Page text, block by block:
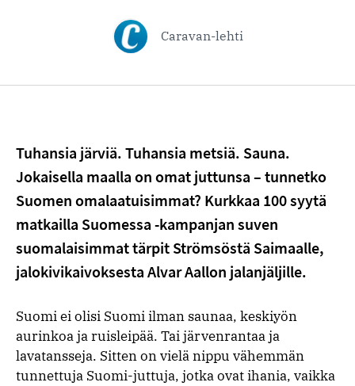
Caravan-lehti
Tuhansia järviä. Tuhansia metsiä. Sauna.
Jokaisella maalla on omat juttunsa – tunnetko
Suomen omalaatuisimmat? Kurkkaa 100 syytä
matkailla Suomessa -kampanjan suven
suomalaisimmat tärpit Strömsöstä Saimaalle,
jalokivikaivoksesta Alvar Aallon jalanjäljille.
Suomi ei olisi Suomi ilman saunaa, keskiyön
aurinkoa ja ruisleipää. Tai järvenrantaa ja
lavatansseja. Sitten on vielä nippu vähemmän
tunnettuja Suomi-juttuja, jotka ovat ihania, vaikka